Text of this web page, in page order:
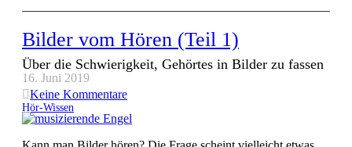
Bilder vom Hören (Teil 1)
Über die Schwierigkeit, Gehörtes in Bilder zu fassen
16. Juni 2019
Keine Kommentare
Hör-Wissen